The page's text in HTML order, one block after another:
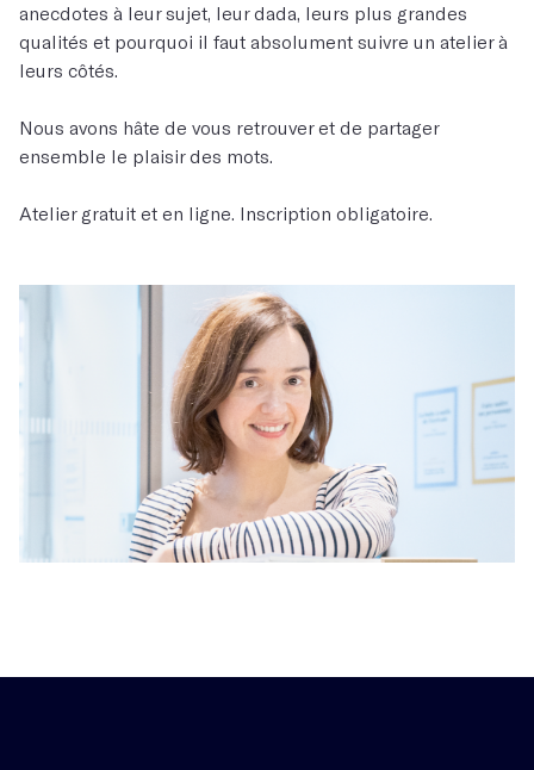
anecdotes à leur sujet, leur dada, leurs plus grandes
qualités et pourquoi il faut absolument suivre un atelier à
leurs côtés.
Nous avons hâte de vous retrouver et de partager
ensemble le plaisir des mots.
Atelier gratuit et en ligne. Inscription obligatoire.